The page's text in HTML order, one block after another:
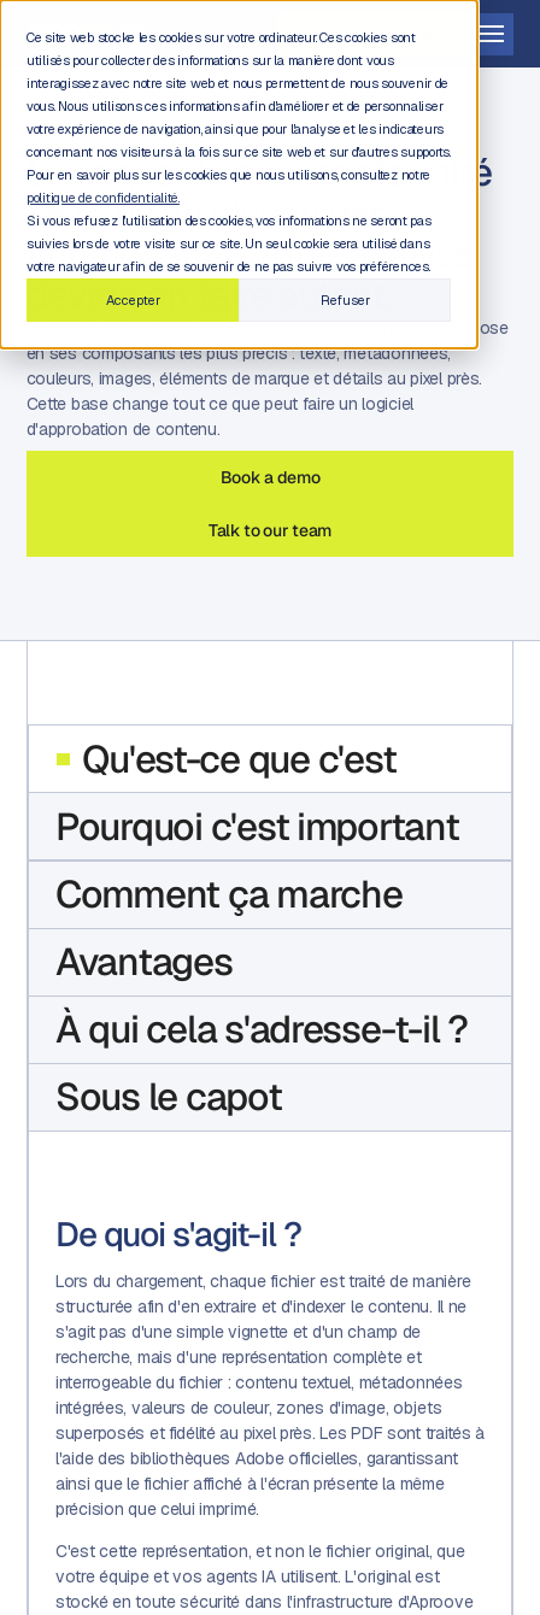
Ce site web stocke les cookies sur votre ordinateur. Ces cookies sont
utilisés pour collecter des informations sur la manière dont vous
interagissez avec notre site web et nous permettent de nous souvenir de
vous. Nous utilisons ces informations afin d'améliorer et de personnaliser
votre expérience de navigation, ainsi que pour l'analyse et les indicateurs
concernant nos visiteurs à la fois sur ce site web et sur d'autres supports.
Pour en savoir plus sur les cookies que nous utilisons, consultez notre
politique de confidentialité.
Si vous refusez l'utilisation des cookies, vos informations ne seront pas
suivies lors de votre visite sur ce site. Un seul cookie sera utilisé dans
votre navigateur afin de se souvenir de ne pas suivre vos préférences.
Accepter
Refuser
Demander une démo
Le risque de non-conformité
se situe au niveau des
composants. Votre analyse
devrait en faire autant.
Lorsqu'un fichier arrive dans Aproove, notre agent le décompose
en ses composants les plus précis : texte, métadonnées,
couleurs, images, éléments de marque et détails au pixel près.
Cette base change tout ce que peut faire un logiciel
d'approbation de contenu.
Book a demo
Talk to our team
Qu'est-ce que c'est
Pourquoi c'est important
Comment ça marche
Avantages
À qui cela s'adresse-t-il ?
Sous le capot
De quoi s'agit-il ?
Lors du chargement, chaque fichier est traité de manière
structurée afin d'en extraire et d'indexer le contenu. Il ne
s'agit pas d'une simple vignette et d'un champ de
recherche, mais d'une représentation complète et
interrogeable du fichier : contenu textuel, métadonnées
intégrées, valeurs de couleur, zones d'image, objets
superposés et fidélité au pixel près. Les PDF sont traités à
l'aide des bibliothèques Adobe officielles, garantissant
ainsi que le fichier affiché à l'écran présente la même
précision que celui imprimé.
C'est cette représentation, et non le fichier original, que
votre équipe et vos agents IA utilisent. L'original est
stocké en toute sécurité dans l'infrastructure d'Aproove